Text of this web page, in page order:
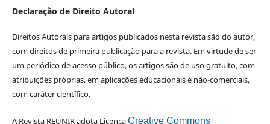
Declaração de Direito Autoral
Direitos Autorais para artigos publicados nesta revista são do autor,
com direitos de primeira publicação para a revista. Em virtude de ser
um periódico de acesso público, os artigos são de uso gratuito, com
atribuições próprias, em aplicações educacionais e não-comerciais,
com caráter científico.
A Revista REUNIR adota LicençaCreative Commons